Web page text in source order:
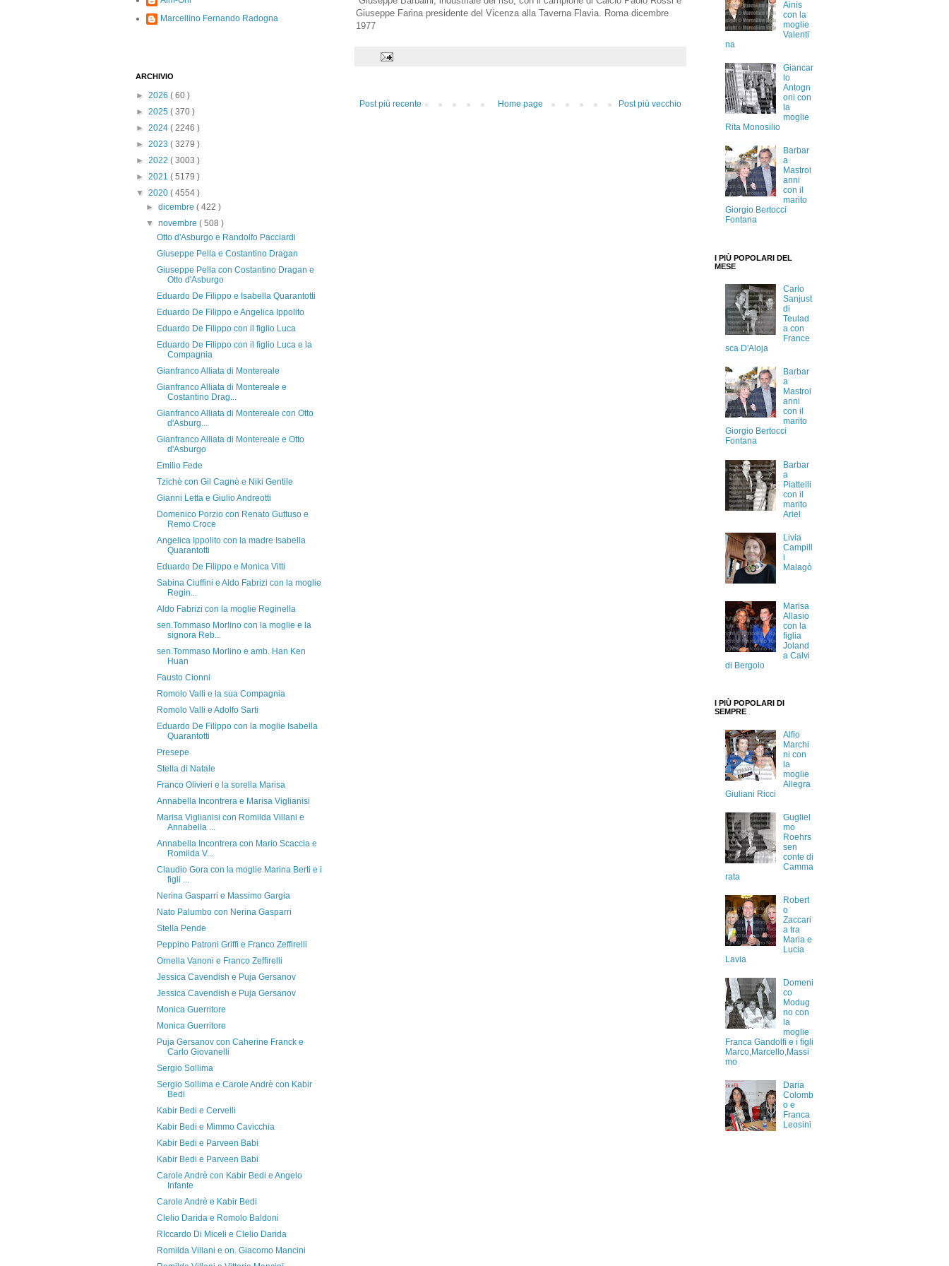
Giuseppe Farina presidente del Vicenza alla Taverna Flavia. Roma dicembre
1977
Post più recente Post più vecchio
Home page
Marcellino Fernando Radogna
ARCHIVIO
► 2026 ( 60 )
► 2025 ( 370 )
► 2024 ( 2246 )
► 2023 ( 3279 )
► 2022 ( 3003 )
► 2021 ( 5179 )
▼ 2020 ( 4554 )
►dicembre( 422 )
▼novembre( 508 )
Otto d'Asburgo e Randolfo Pacciardi
Giuseppe Pella e Costantino Dragan
Giuseppe Pella con Costantino Dragan e
Otto d'Asburgo
Eduardo De Filippo e Isabella Quarantotti
Eduardo De Filippo e Angelica Ippolito
Eduardo De Filippo con il figlio Luca
Eduardo De Filippo con il figlio Luca e la
Compagnia
Gianfranco Alliata di Montereale
Gianfranco Alliata di Montereale e
Costantino Drag...
Gianfranco Alliata di Montereale con Otto
d'Asburg...
Gianfranco Alliata di Montereale e Otto
d'Asburgo
Emilio Fede
Tzichè con Gil Cagnè e Niki Gentile
Gianni Letta e Giulio Andreotti
Domenico Porzio con Renato Guttuso e
Remo Croce
Angelica Ippolito con la madre Isabella
Quarantotti
Eduardo De Filippo e Monica Vitti
Sabina Ciuffini e Aldo Fabrizi con la moglie
Regin...
Aldo Fabrizi con la moglie Reginella
sen.Tommaso Morlino con la moglie e la
signora Reb...
sen.Tommaso Morlino e amb. Han Ken
Huan
Fausto Cionni
Romolo Valli e la sua Compagnia
Romolo Valli e Adolfo Sarti
Eduardo De Filippo con la moglie Isabella
Quarantotti
Presepe
Stella di Natale
Franco Olivieri e la sorella Marisa
Annabella Incontrera e Marisa Viglianisi
Marisa Viglianisi con Romilda Villani e
Annabella ...
Annabella Incontrera con Mario Scaccia e
Romilda V...
Claudio Gora con la moglie Marina Berti e i
figli ...
Nerina Gasparri e Massimo Gargia
Nato Palumbo con Nerina Gasparri
Stella Pende
Peppino Patroni Griffi e Franco Zeffirelli
Ornella Vanoni e Franco Zeffirelli
Jessica Cavendish e Puja Gersanov
Jessica Cavendish e Puja Gersanov
Monica Guerritore
Monica Guerritore
Puja Gersanov con Caherine Franck e
Carlo Giovanelli
Sergio Sollima
Sergio Sollima e Carole Andrè con Kabir
Bedi
Kabir Bedi e Cervelli
Kabir Bedi e Mimmo Cavicchia
Kabir Bedi e Parveen Babi
Kabir Bedi e Parveen Babi
Carole Andrè con Kabir Bedi e Angelo
Infante
Carole Andrè e Kabir Bedi
Clelio Darida e Romolo Baldoni
RIccardo Di Miceli e Clelio Darida
Romilda Villani e on. Giacomo Mancini
Ainis
con la
moglie
Valenti
na
Giancar
lo
Antogn
oni con
la
moglie
Rita Monosilio
Barbar
a
Mastroi
anni
con il
marito
Giorgio Bertocci
Fontana
I PIÙ POPOLARI DEL
MESE
Carlo
Sanjust
di
Teulad
a con
France
sca D'Aloja
Barbar
a
Mastroi
anni
con il
marito
Giorgio Bertocci
Fontana
Barbar
a
Piattelli
con il
marito
Ariel
Livia
Campill
i
Malagò
Marisa
Allasio
con la
figlia
Joland
a Calvi
di Bergolo
I PIÙ POPOLARI DI
SEMPRE
Alfio
Marchi
ni con
la
moglie
Allegra
Giuliani Ricci
Gugliel
mo
Roehrs
sen
conte di
Camma
rata
Robert
o
Zaccari
a tra
Maria e
Lucia
Lavia
Domeni
co
Modug
no con
la
moglie
Franca Gandolfi e i figli
Marco,Marcello,Massi
mo
Daria
Colomb
o e
Franca
Leosini